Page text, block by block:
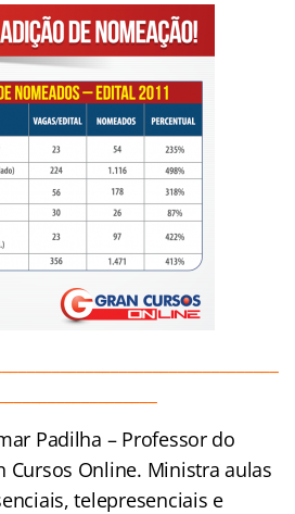
Padilha – Professor do
Cursos Online. Ministra aulas
telepresenciais e